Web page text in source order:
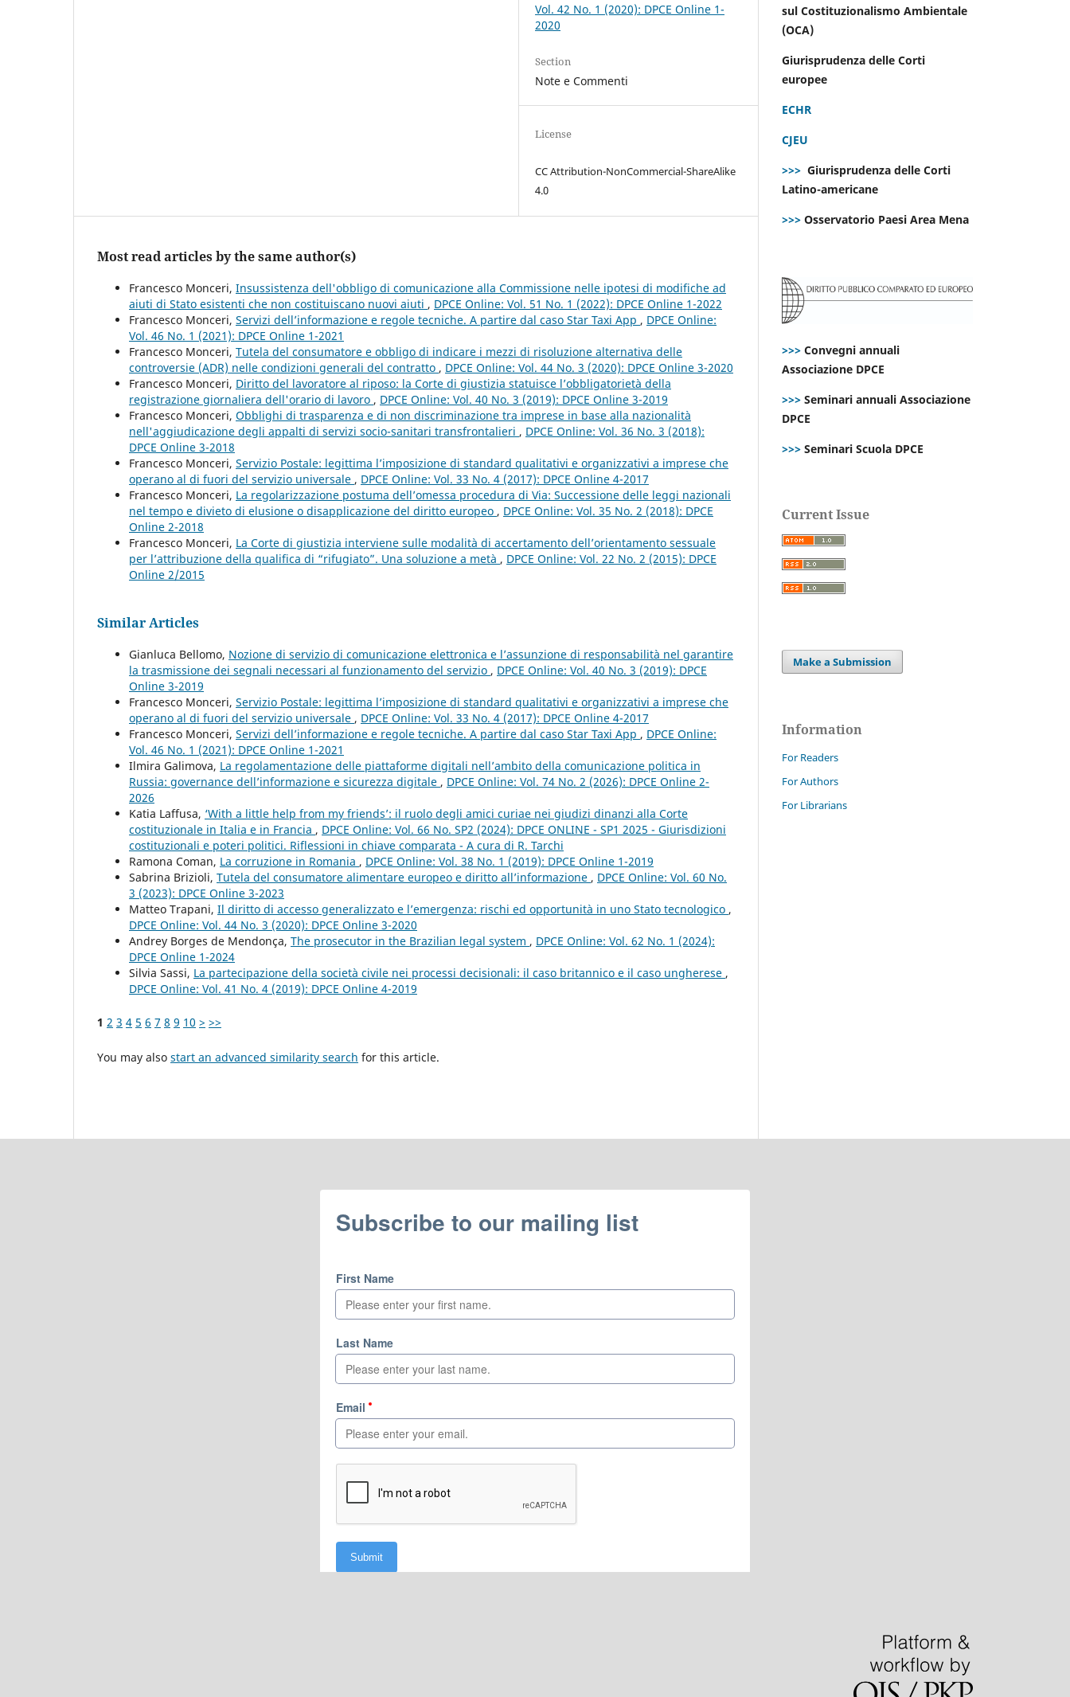
Vol. 42 No. 1 (2020): DPCE Online 1-
2020
Section
Note e Commenti
License
CC Attribution-NonCommercial-ShareAlike
4.0
Most read articles by the same author(s)
Francesco Monceri, Insussistenza dell'obbligo di comunicazione alla Commissione nelle ipotesi di modifiche ad
aiuti di Stato esistenti che non costituiscano nuovi aiuti , DPCE Online: Vol. 51 No. 1 (2022): DPCE Online 1-2022
Francesco Monceri, Servizi dell’informazione e regole tecniche. A partire dal caso Star Taxi App , DPCE Online:
Vol. 46 No. 1 (2021): DPCE Online 1-2021
Francesco Monceri, Tutela del consumatore e obbligo di indicare i mezzi di risoluzione alternativa delle
controversie (ADR) nelle condizioni generali del contratto , DPCE Online: Vol. 44 No. 3 (2020): DPCE Online 3-2020
Francesco Monceri, Diritto del lavoratore al riposo: la Corte di giustizia statuisce l’obbligatorietà della
registrazione giornaliera dell'orario di lavoro , DPCE Online: Vol. 40 No. 3 (2019): DPCE Online 3-2019
Francesco Monceri, Obblighi di trasparenza e di non discriminazione tra imprese in base alla nazionalità
nell'aggiudicazione degli appalti di servizi socio-sanitari transfrontalieri , DPCE Online: Vol. 36 No. 3 (2018):
DPCE Online 3-2018
Francesco Monceri, Servizio Postale: legittima l’imposizione di standard qualitativi e organizzativi a imprese che
operano al di fuori del servizio universale , DPCE Online: Vol. 33 No. 4 (2017): DPCE Online 4-2017
Francesco Monceri, La regolarizzazione postuma dell’omessa procedura di Via: Successione delle leggi nazionali
nel tempo e divieto di elusione o disapplicazione del diritto europeo , DPCE Online: Vol. 35 No. 2 (2018): DPCE
Online 2-2018
Francesco Monceri, La Corte di giustizia interviene sulle modalità di accertamento dell’orientamento sessuale
per l’attribuzione della qualifica di “rifugiato”. Una soluzione a metà , DPCE Online: Vol. 22 No. 2 (2015): DPCE
Online 2/2015
Similar Articles
Gianluca Bellomo, Nozione di servizio di comunicazione elettronica e l’assunzione di responsabilità nel garantire
la trasmissione dei segnali necessari al funzionamento del servizio , DPCE Online: Vol. 40 No. 3 (2019): DPCE
Online 3-2019
Francesco Monceri, Servizio Postale: legittima l’imposizione di standard qualitativi e organizzativi a imprese che
operano al di fuori del servizio universale , DPCE Online: Vol. 33 No. 4 (2017): DPCE Online 4-2017
Francesco Monceri, Servizi dell’informazione e regole tecniche. A partire dal caso Star Taxi App , DPCE Online:
Vol. 46 No. 1 (2021): DPCE Online 1-2021
Ilmira Galimova, La regolamentazione delle piattaforme digitali nell’ambito della comunicazione politica in
Russia: governance dell’informazione e sicurezza digitale , DPCE Online: Vol. 74 No. 2 (2026): DPCE Online 2-
2026
Katia Laffusa, ‘With a little help from my friends’: il ruolo degli amici curiae nei giudizi dinanzi alla Corte
costituzionale in Italia e in Francia , DPCE Online: Vol. 66 No. SP2 (2024): DPCE ONLINE - SP1 2025 - Giurisdizioni
costituzionali e poteri politici. Riflessioni in chiave comparata - A cura di R. Tarchi
Ramona Coman, La corruzione in Romania , DPCE Online: Vol. 38 No. 1 (2019): DPCE Online 1-2019
Sabrina Brizioli, Tutela del consumatore alimentare europeo e diritto all’informazione , DPCE Online: Vol. 60 No.
3 (2023): DPCE Online 3-2023
Matteo Trapani, Il diritto di accesso generalizzato e l’emergenza: rischi ed opportunità in uno Stato tecnologico ,
DPCE Online: Vol. 44 No. 3 (2020): DPCE Online 3-2020
Andrey Borges de Mendonça, The prosecutor in the Brazilian legal system , DPCE Online: Vol. 62 No. 1 (2024):
DPCE Online 1-2024
Silvia Sassi, La partecipazione della società civile nei processi decisionali: il caso britannico e il caso ungherese ,
DPCE Online: Vol. 41 No. 4 (2019): DPCE Online 4-2019
1 2 3 4 5 6 7 8 9 10 > >>
You may also start an advanced similarity search for this article.
sul Costituzionalismo Ambientale
(OCA)
Giurisprudenza delle Corti
europee
ECHR
CJEU
>>> Giurisprudenza delle Corti
Latino-americane
>>> Osservatorio Paesi Area Mena
>>> Convegni annuali
Associazione DPCE
>>> Seminari annuali Associazione
DPCE
>>> Seminari Scuola DPCE
Current Issue
Make a Submission
Information
For Readers
For Authors
For Librarians